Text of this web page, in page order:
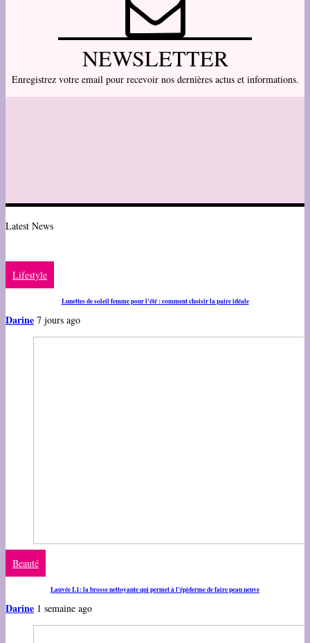
NEWSLETTER
Enregistrez votre email pour recevoir nos dernières actus et informations.
Latest News
Lifestyle
Lunettes de soleil femme pour l’été : comment choisir la paire idéale
Darine 7 jours ago
Beauté
Lauvée L1: la brosse nettoyante qui permet à l’épiderme de faire peau neuve
Darine 1 semaine ago